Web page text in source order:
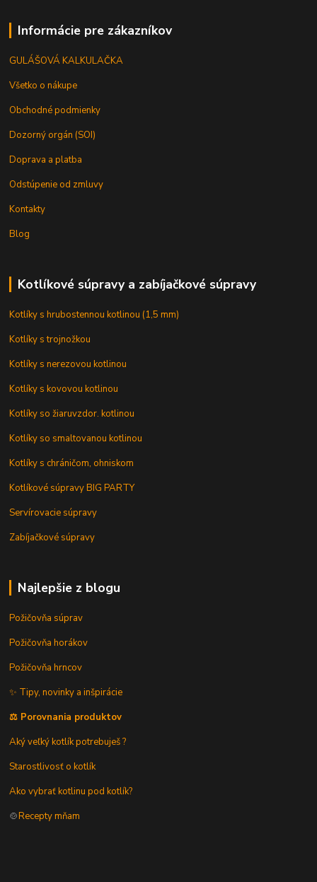
Informácie pre zákazníkov
GULÁŠOVÁ KALKULAČKA
Všetko o nákupe
Obchodné podmienky
Dozorný orgán (SOI)
Doprava a platba
Odstúpenie od zmluvy
Kontakty
Blog
Kotlíkové súpravy a zabíjačkové súpravy
Kotlíky s hrubostennou kotlinou (1,5 mm)
Kotlíky s trojnožkou
Kotlíky s nerezovou kotlinou
Kotlíky s kovovou kotlinou
Kotlíky so žiaruvzdor. kotlinou
Kotlíky so smaltovanou kotlinou
Kotlíky s chráničom, ohniskom
Kotlíkové súpravy BIG PARTY
Servírovacie súpravy
Zabíjačkové súpravy
Najlepšie z blogu
Požičovňa súprav
Požičovňa horákov
Požičovňa hrncov
✨ Tipy, novinky a inšpirácie
⚖️ Porovnania produktov
Aký veľký kotlík potrebuješ ?
Starostlivosť o kotlík
Ako vybrať kotlinu pod kotlík?
🍲Recepty mňam